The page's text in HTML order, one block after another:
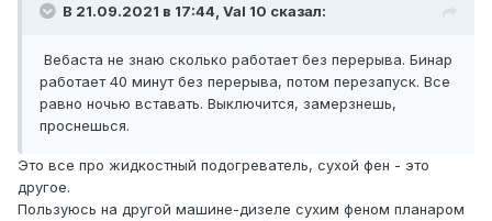
В 21.09.2021 в 17:44, Val 10 сказал:
Вебаста не знаю сколько работает без перерыва. Бинар
работает 40 минут без перерыва, потом перезапуск. Все
равно ночью вставать. Выключится, замерзнешь,
проснешься.
Это все про жидкостный подогреватель, сухой фен - это
другое.
Пользуюсь на другой машине-дизеле сухим феном планаром